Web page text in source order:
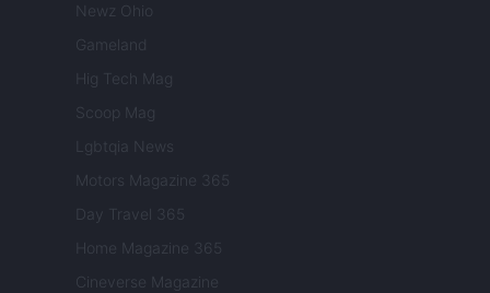
Newz Ohio
Gameland
Hig Tech Mag
Scoop Mag
Lgbtqia News
Motors Magazine 365
Day Travel 365
Home Magazine 365
Cineverse Magazine